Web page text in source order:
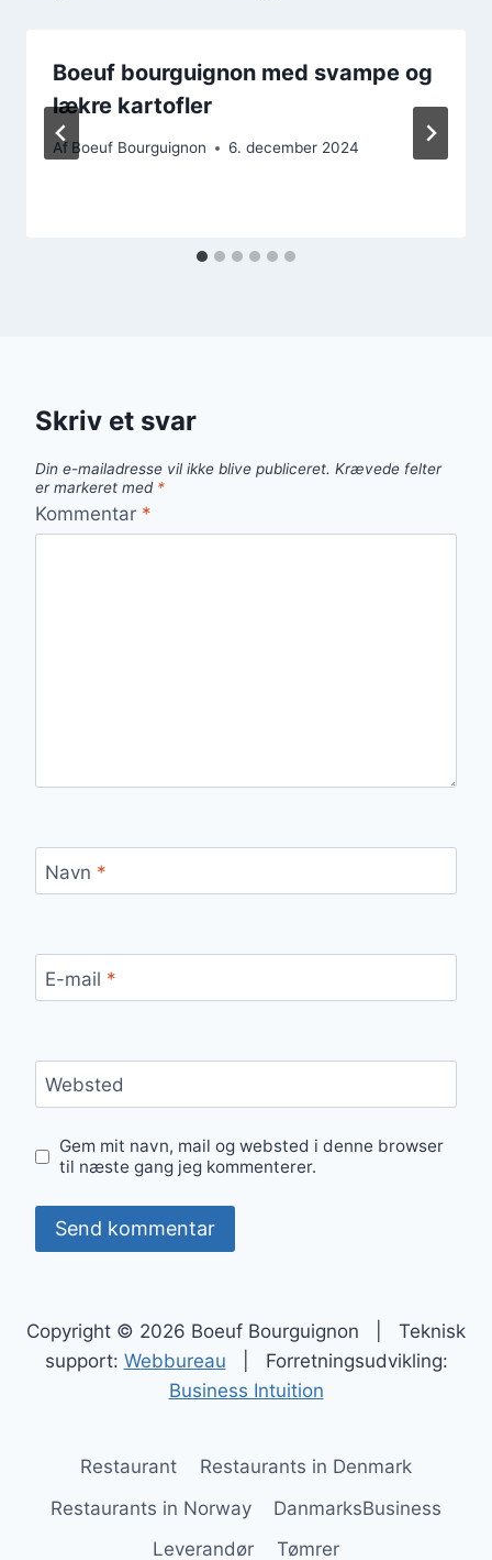
Boeuf bourguignon med svampe og
lækre kartofler
Af Boeuf Bourguignon 6. december 2024
Skriv et svar
Din e-mailadresse vil ikke blive publiceret. Krævede felter
er markeret med *
Kommentar *
Navn *
E-mail *
Websted
Gem mit navn, mail og websted i denne browser
til næste gang jeg kommenterer.
Copyright © 2026 Boeuf Bourguignon | Teknisk
support: Webbureau | Forretningsudvikling:
Business Intuition
Restaurant
Restaurants in Denmark
Restaurants in Norway
DanmarksBusiness
Leverandør
Tømrer